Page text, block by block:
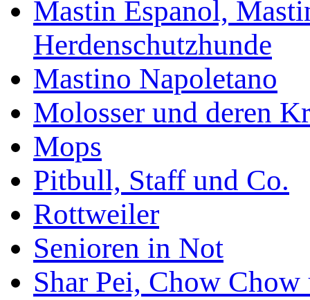
Mastin Espanol,
Herdenschutzhunde
Mastino Napoletano
Molosser und deren
Mops
Pitbull, Staff und Co.
Rottweiler
Senioren in Not
Shar Pei, Chow